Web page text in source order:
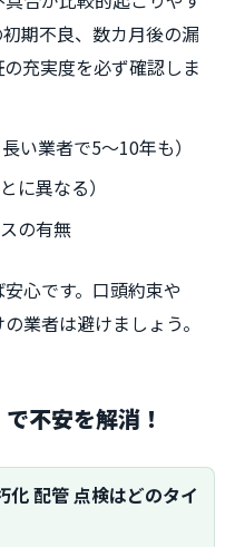
期不良、数カ月後の漏
充実度を必ず確認しま
い業者で5〜10年も）
に異なる）
の有無
心です。口頭約束や
業者は避けましょう。
不安を解消！
化 配管 点検はどのタイ